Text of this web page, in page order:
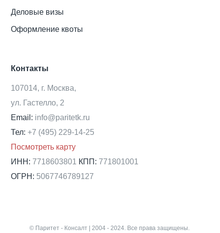
Деловые визы
Оформление квоты
Контакты
107014, г. Москва,
ул. Гастелло, 2
Email: info@paritetk.ru
Тел: +7 (495) 229-14-25
Посмотреть карту
ИНН: 7718603801 КПП: 771801001
ОГРН: 5067746789127
© Паритет - Консалт | 2004 - 2024. Все права защищены.